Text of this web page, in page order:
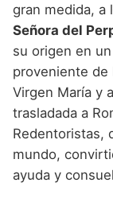
gran medida, a
Señora del
su origen en
proveniente de
Virgen María y
trasladada a
Redentoristas,
mundo,
ayuda y